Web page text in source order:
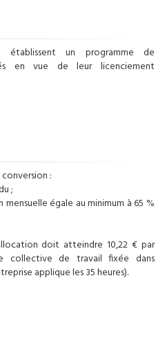
établissent un programme de
en vue de leur licenciement
:
;
égale au minimum à 65 %
doit atteindre 10,22 € par
collective de travail fixée dans
applique les 35 heures).